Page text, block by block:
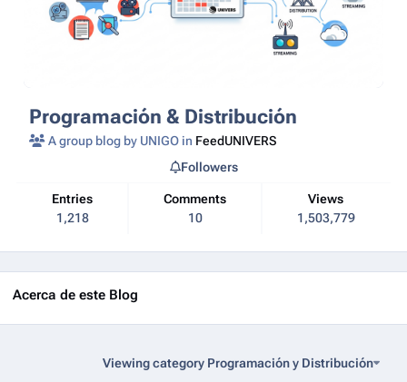
Programación & Distribución
A group blog by UNIGO in FeedUNIVERS
Entries
1,218
Comments
10
Views
1,503,779
Followers
Acerca de este Blog
Viewing category Programación y Distribución